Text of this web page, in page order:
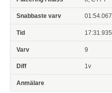
01:54.067
17:31.935
9
1v